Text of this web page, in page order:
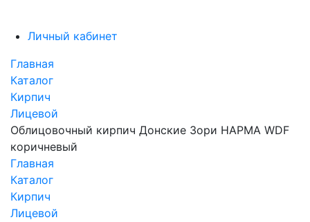
Личный кабинет
Главная
Каталог
Кирпич
Лицевой
Облицовочный кирпич Донские Зори НАРМА WDF
коричневый
Главная
Каталог
Кирпич
Лицевой